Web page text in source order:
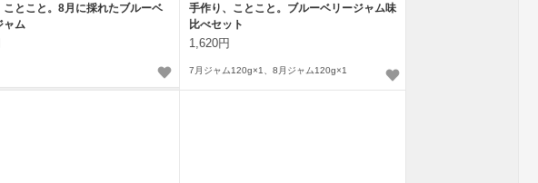
ことこと。8月に採れたブルーベ
ャム
手作り、ことこと。ブルーベリージャム味
比べセット
1,620円
7月ジャム120g×1、8月ジャム120g×1